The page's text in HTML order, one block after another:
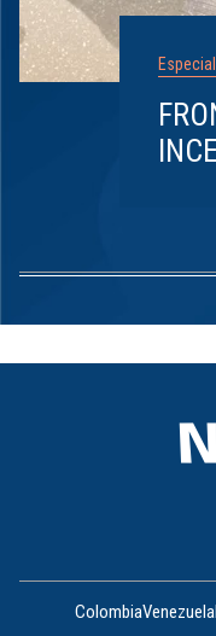
8
ColombiaVenezuela